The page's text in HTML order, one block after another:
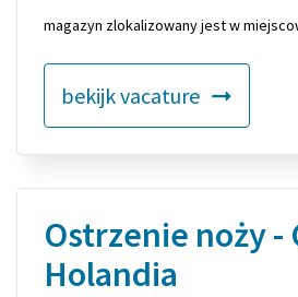
magazyn zlokalizowany jest w
bekijk vacature
Ostrzenie noży -
Holandia